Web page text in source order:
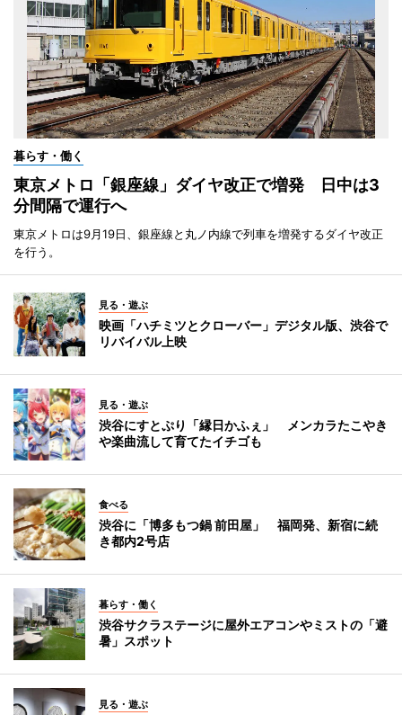
暮らす・働く
東京メトロ「銀座線」ダイヤ改正で増発 日中は3
分間隔で運行へ
東京メトロは9月19日、銀座線と丸ノ内線で列車を増発するダイヤ改正
を行う。
見る・遊ぶ
映画「ハチミツとクローバー」デジタル版、渋谷で
リバイバル上映
見る・遊ぶ
渋谷にすとぷり「縁日かふぇ」 メンカラたこやき
や楽曲流して育てたイチゴも
食べる
渋谷に「博多もつ鍋 前田屋」 福岡発、新宿に続
き都内2号店
暮らす・働く
渋谷サクラステージに屋外エアコンやミストの「避
暑」スポット
見る・遊ぶ